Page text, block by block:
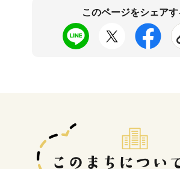
このページをシェアす